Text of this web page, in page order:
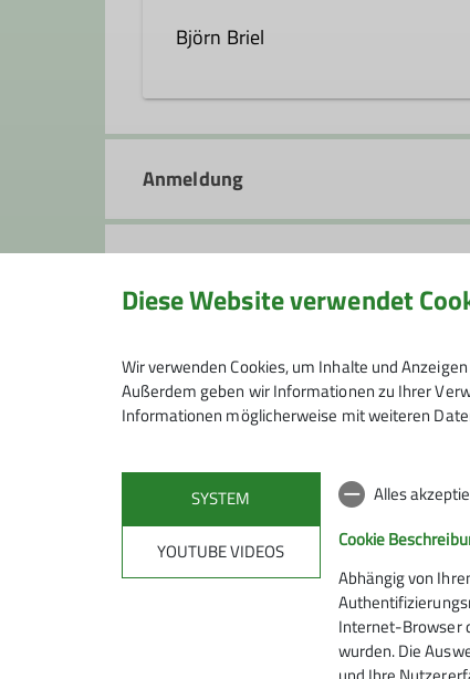
Björn Briel
Qualifikationen
Anmeldung
Maximale Teilnehmeranzahl
Diese Website verwendet
Wir verwenden Cookies, um Inhalte und
Außerdem geben wir Informationen zu Ihrer
Informationen möglicherweise mit weiteren
SYSTEM
YOUTUBE VIDEOS
Alles
Cookie
Abhängig von
Internet-Browser
wurden. Die